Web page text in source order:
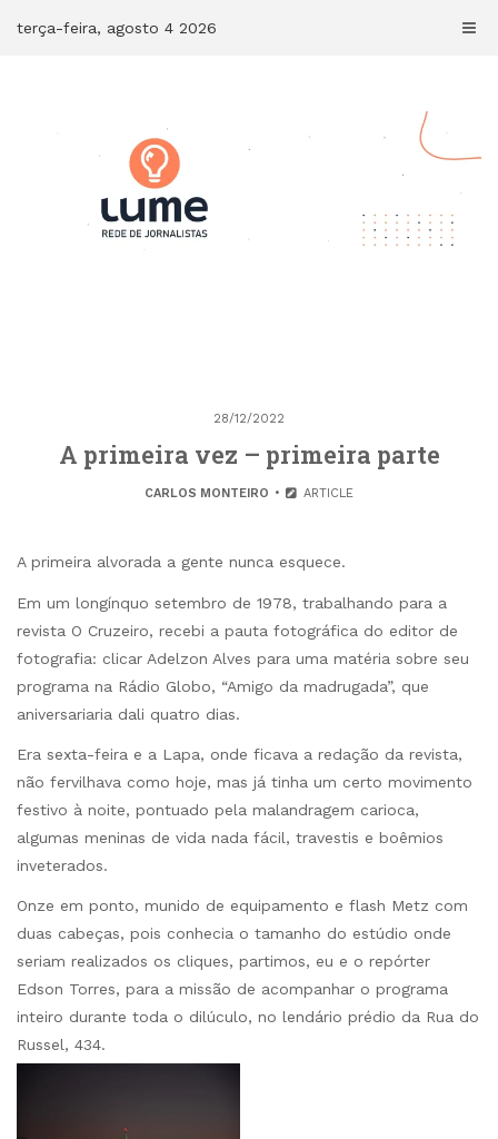
terça-feira, agosto 4 2026
28/12/2022
A primeira vez – primeira parte
CARLOS MONTEIRO ARTICLE
A primeira alvorada a gente nunca esquece.
Em um longínquo setembro de 1978, trabalhando para a
revista O Cruzeiro, recebi a pauta fotográfica do editor de
fotografia: clicar Adelzon Alves para uma matéria sobre seu
programa na Rádio Globo, “Amigo da madrugada”, que
aniversariaria dali quatro dias.
Era sexta-feira e a Lapa, onde ficava a redação da revista,
não fervilhava como hoje, mas já tinha um certo movimento
festivo à noite, pontuado pela malandragem carioca,
algumas meninas de vida nada fácil, travestis e boêmios
inveterados.
Onze em ponto, munido de equipamento e flash Metz com
duas cabeças, pois conhecia o tamanho do estúdio onde
seriam realizados os cliques, partimos, eu e o repórter
Edson Torres, para a missão de acompanhar o programa
inteiro durante toda o dilúculo, no lendário prédio da Rua do
Russel, 434.